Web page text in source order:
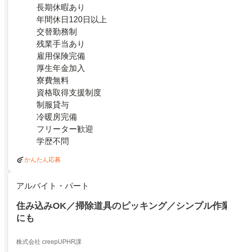
長期休暇あり
年間休日120日以上
交替勤務制
残業手当あり
雇用保険完備
厚生年金加入
寮費無料
資格取得支援制度
制服貸与
冷暖房完備
フリーター歓迎
学歴不問
かんたん応募
アルバイト・パート
住み込みOK／掃除道具のピッキング／シンプル作
にも
株式会社 creepUPHR課